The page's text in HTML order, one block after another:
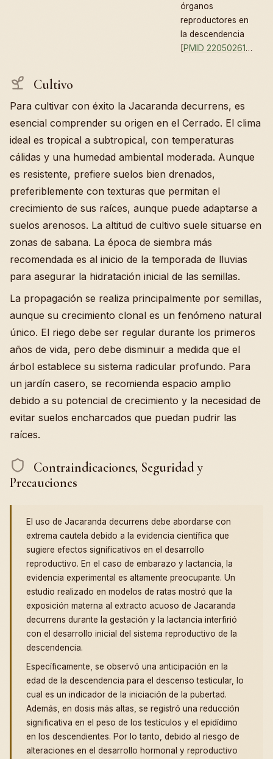
órganos
reproductores en
la descendencia
[PMID 22050261…
Cultivo
Para cultivar con éxito la Jacaranda decurrens, es
esencial comprender su origen en el Cerrado. El clima
ideal es tropical a subtropical, con temperaturas
cálidas y una humedad ambiental moderada. Aunque
es resistente, prefiere suelos bien drenados,
preferiblemente con texturas que permitan el
crecimiento de sus raíces, aunque puede adaptarse a
suelos arenosos. La altitud de cultivo suele situarse en
zonas de sabana. La época de siembra más
recomendada es al inicio de la temporada de lluvias
para asegurar la hidratación inicial de las semillas.
La propagación se realiza principalmente por semillas,
aunque su crecimiento clonal es un fenómeno natural
único. El riego debe ser regular durante los primeros
años de vida, pero debe disminuir a medida que el
árbol establece su sistema radicular profundo. Para
un jardín casero, se recomienda espacio amplio
debido a su potencial de crecimiento y la necesidad de
evitar suelos encharcados que puedan pudrir las
raíces.
Contraindicaciones, Seguridad y
Precauciones
El uso de Jacaranda decurrens debe abordarse con
extrema cautela debido a la evidencia científica que
sugiere efectos significativos en el desarrollo
reproductivo. En el caso de embarazo y lactancia, la
evidencia experimental es altamente preocupante. Un
estudio realizado en modelos de ratas mostró que la
exposición materna al extracto acuoso de Jacaranda
decurrens durante la gestación y la lactancia interfirió
con el desarrollo inicial del sistema reproductivo de la
descendencia.
Específicamente, se observó una anticipación en la
edad de la descendencia para el descenso testicular, lo
cual es un indicador de la iniciación de la pubertad.
Además, en dosis más altas, se registró una reducción
significativa en el peso de los testículos y el epidídimo
en los descendientes. Por lo tanto, debido al riesgo de
alteraciones en el desarrollo hormonal y reproductivo